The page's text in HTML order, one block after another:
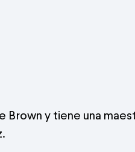
y tiene una